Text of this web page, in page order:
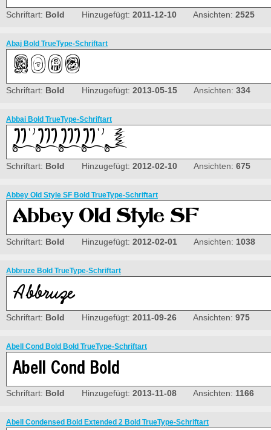
Schriftart: Bold Hinzugefügt: 2011-12-10 Ansichten: 2525
Abaj Bold TrueType-Schriftart
Schriftart: Bold Hinzugefügt: 2013-05-15 Ansichten: 334
Abbai Bold TrueType-Schriftart
Schriftart: Bold Hinzugefügt: 2012-02-10 Ansichten: 675
Abbey Old Style SF Bold TrueType-Schriftart
Schriftart: Bold Hinzugefügt: 2012-02-01 Ansichten: 1038
Abbruze Bold TrueType-Schriftart
Schriftart: Bold Hinzugefügt: 2011-09-26 Ansichten: 975
Abell Cond Bold Bold TrueType-Schriftart
Schriftart: Bold Hinzugefügt: 2013-11-08 Ansichten: 1166
Abell Condensed Bold Extended 2 Bold TrueType-Schriftart